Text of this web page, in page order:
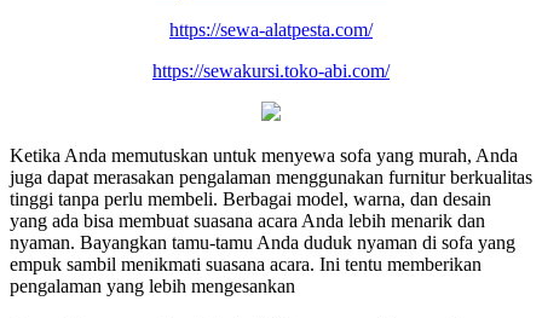
https://sewa-alatpesta.com/
https://sewakursi.toko-abi.com/
Ketika Anda memutuskan untuk menyewa sofa yang murah, Anda
juga dapat merasakan pengalaman menggunakan furnitur berkualitas
tinggi tanpa perlu membeli. Berbagai model, warna, dan desain
yang ada bisa membuat suasana acara Anda lebih menarik dan
nyaman. Bayangkan tamu-tamu Anda duduk nyaman di sofa yang
empuk sambil menikmati suasana acara. Ini tentu memberikan
pengalaman yang lebih mengesankan